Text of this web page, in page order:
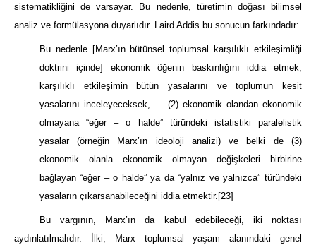
sistematikliğini de varsayar. Bu nedenle, türetimin doğası bilimsel
analiz ve formülasyona duyarlıdır. Laird Addis bu sonucun farkındadır:
Bu nedenle [Marx’ın bütünsel toplumsal karşılıklı etkileşimliği
doktrini içinde] ekonomik öğenin baskınlığını iddia etmek,
karşılıklı etkileşimin bütün yasalarını ve toplumun kesit
yasalarını inceleyeceksek, … (2) ekonomik olandan ekonomik
olmayana “eğer – o halde” türündeki istatistiki paralelistik
yasalar (örneğin Marx’ın ideoloji analizi) ve belki de (3)
ekonomik olanla ekonomik olmayan değişkeleri birbirine
bağlayan “eğer – o halde” ya da “yalnız ve yalnızca” türündeki
yasaların çıkarsanabileceğini iddia etmektir. [23]
Bu vargının, Marx’ın da kabul edebileceği, iki noktası
aydınlatılmalıdır. İlki, Marx toplumsal yaşam alanındaki genel